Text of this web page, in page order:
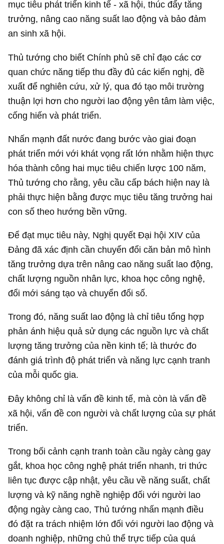
mục tiêu phát triển kinh tế - xã hội, thúc đẩy tăng
trưởng, nâng cao năng suất lao động và bảo đảm
an sinh xã hội.
Thủ tướng cho biết Chính phủ sẽ chỉ đạo các cơ
quan chức năng tiếp thu đầy đủ các kiến nghị, đề
xuất để nghiên cứu, xử lý, qua đó tạo môi trường
thuận lợi hơn cho người lao động yên tâm làm việc,
cống hiến và phát triển.
Nhấn mạnh đất nước đang bước vào giai đoạn
phát triển mới với khát vọng rất lớn nhằm hiện thực
hóa thành công hai mục tiêu chiến lược 100 năm,
Thủ tướng cho rằng, yêu cầu cấp bách hiện nay là
phải thực hiện bằng được mục tiêu tăng trưởng hai
con số theo hướng bền vững.
Để đạt mục tiêu này, Nghị quyết Đại hội XIV của
Đảng đã xác định cần chuyển đổi căn bản mô hình
tăng trưởng dựa trên nâng cao năng suất lao động,
chất lượng nguồn nhân lực, khoa học công nghệ,
đổi mới sáng tạo và chuyển đổi số.
Trong đó, năng suất lao động là chỉ tiêu tổng hợp
phản ánh hiệu quả sử dụng các nguồn lực và chất
lượng tăng trưởng của nền kinh tế; là thước đo
đánh giá trình độ phát triển và năng lực cạnh tranh
của mỗi quốc gia.
Đây không chỉ là vấn đề kinh tế, mà còn là vấn đề
xã hội, vấn đề con người và chất lượng của sự phát
triển.
Trong bối cảnh cạnh tranh toàn cầu ngày càng gay
gắt, khoa học công nghệ phát triển nhanh, tri thức
liên tục được cập nhật, yêu cầu về năng suất, chất
lượng và kỹ năng nghề nghiệp đối với người lao
động ngày càng cao, Thủ tướng nhấn mạnh điều
đó đặt ra trách nhiệm lớn đối với người lao động và
doanh nghiệp, những chủ thể trực tiếp của quá